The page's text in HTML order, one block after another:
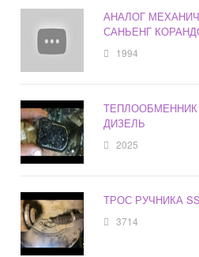
АНАЛОГ
САНЬЕНГ
1994
ДИЗЕЛЬ
2025
ТРОС РУЧНИКА
3714